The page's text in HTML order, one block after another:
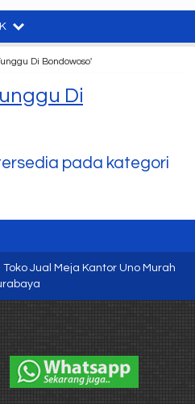
Di Bondowoso'
Di
pada kategori
Jual Meja Kantor Uno Murah